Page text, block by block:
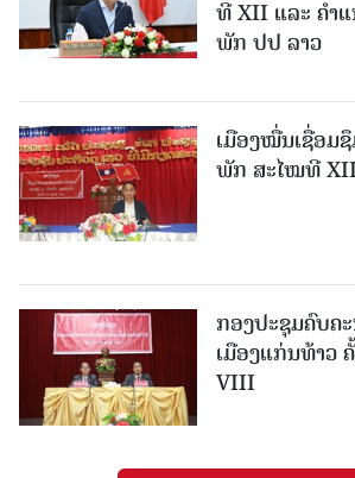
ທີ XII ແລະ ຄໍາ
ພັກ ປປ ລາວ
ເມືອງ​ໝື່ນເຊື່ອມ
ພັກ ສະໄໝທີ
ກອງປະຊຸມຄົບຄ
ເມືອງແກ່ນ​ທ້າວ
VIII